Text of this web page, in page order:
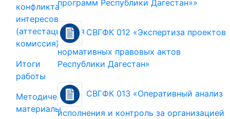
конфликта
интересов
(аттестационная
комиссия)
Итоги
работы
Методические
материалы
программ Республики Дагестан»»
СВГФК 012 «Экспертиза проектов
нормативных правовых актов
Республики Дагестан»
СВГФК 013 «Оперативный анализ
исполнения и контроль за организацией